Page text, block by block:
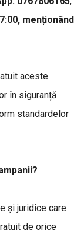
menționând
aceste
în siguranță
standardelor
și juridice care
de orice